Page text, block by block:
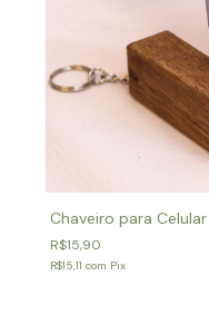
Chaveiro para Celular
R$15,90
R$15,11 com Pix